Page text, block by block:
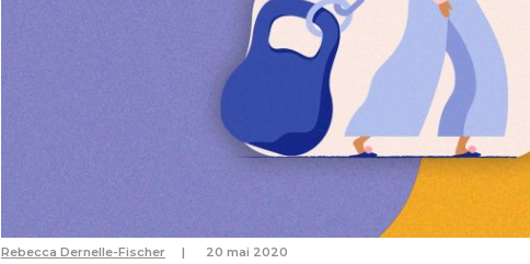
Rebecca Dernelle-Fischer 20 mai 2020